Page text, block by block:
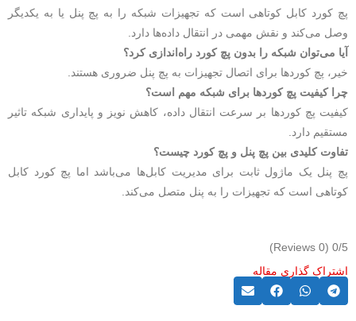
پچ کورد کابل کوتاهی است که تجهیزات شبکه را به پچ پنل یا به یکدیگر
وصل می‌کند و نقش مهمی در انتقال داده‌ها دارد.
آیا می‌توان شبکه را بدون پچ کورد راه‌اندازی کرد؟
خیر، پچ کوردها برای اتصال تجهیزات به پچ پنل ضروری هستند.
چرا کیفیت پچ کوردها برای شبکه مهم است؟
کیفیت پچ کوردها بر سرعت انتقال داده، کاهش نویز و پایداری شبکه تاثیر
مستقیم دارد.
تفاوت کلیدی بین پچ پنل و پچ کورد چیست؟
پچ پنل یک ماژول ثابت برای مدیریت کابل‌ها می‌باشد اما پچ کورد کابل
کوتاهی است که تجهیزات را به پنل متصل می‌کند.
0/5
(0 Reviews)
اشتراک گذاری مقاله